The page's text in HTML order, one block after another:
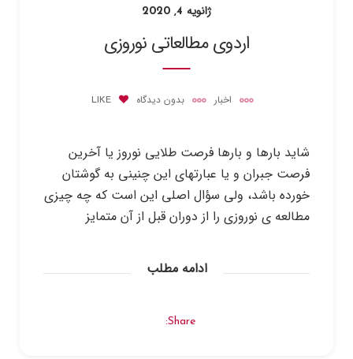
ژانویه 4, 2020
اردوی مطالعاتی نوروزی
اخبار بدون دیدگاه LIKE
شاید بارها و بارها فرصت طلایی نوروز یا آخرین
فرصت جبران و یا عبارتهای این چنینی به گوشتان
خورده باشد، ولی سؤال اصلی این است که چه چیزی
مطالعه ی نوروزی را از دوران قبل از آن متمایز
ادامه مطلب
Share: